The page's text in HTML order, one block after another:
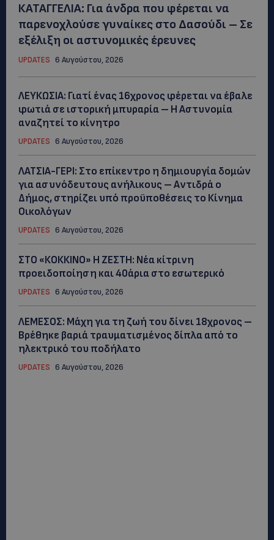
ΚΑΤΑΓΓΕΛΙΑ: Για άνδρα που φέρεται να
παρενοχλούσε γυναίκες στο Δασούδι – Σε
εξέλιξη οι αστυνομικές έρευνες
UPDATES 6 Αυγούστου, 2026
ΛΕΥΚΩΣΙΑ: Γιατί ένας 16χρονος φέρεται να έβαλε
φωτιά σε ιστορική μπυραρία – Η Αστυνομία
αναζητεί το κίνητρο
UPDATES 6 Αυγούστου, 2026
ΛΑΤΣΙΑ-ΓΕΡΙ: Στο επίκεντρο η δημιουργία δομών
για ασυνόδευτους ανήλικους – Αντιδρά ο
Δήμος, στηρίζει υπό προϋποθέσεις το Κίνημα
Οικολόγων
UPDATES 6 Αυγούστου, 2026
ΣΤΟ «ΚΟΚΚΙΝΟ» Η ΖΕΣΤΗ: Νέα κίτρινη
προειδοποίηση και 40άρια στο εσωτερικό
UPDATES 6 Αυγούστου, 2026
ΛΕΜΕΣΟΣ: Μάχη για τη ζωή του δίνει 18χρονος –
Βρέθηκε βαριά τραυματισμένος δίπλα από το
ηλεκτρικό του ποδήλατο
UPDATES 6 Αυγούστου, 2026